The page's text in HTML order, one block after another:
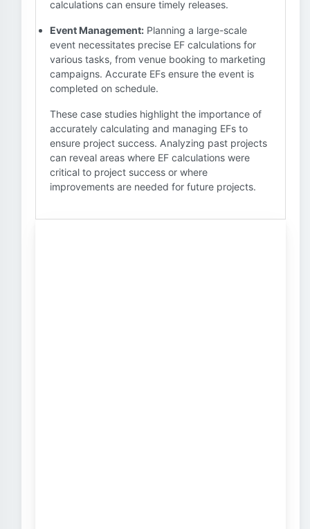
calculations can ensure timely releases.
Event Management: Planning a large-scale
event necessitates precise EF calculations for
various tasks, from venue booking to marketing
campaigns. Accurate EFs ensure the event is
completed on schedule.
These case studies highlight the importance of
accurately calculating and managing EFs to
ensure project success. Analyzing past projects
can reveal areas where EF calculations were
critical to project success or where
improvements are needed for future projects.